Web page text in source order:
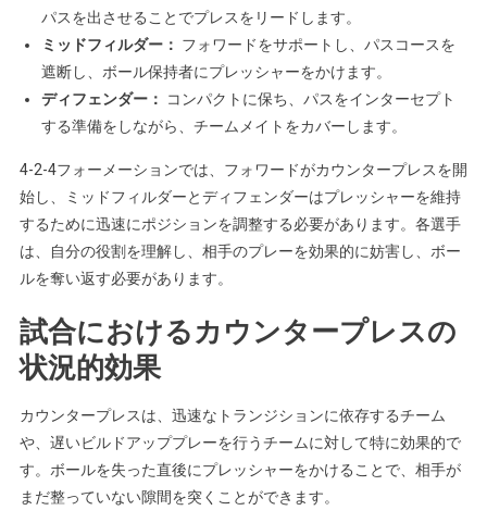
パスを出させることでプレスをリードします。
ミッドフィルダー： フォワードをサポートし、パスコースを
遮断し、ボール保持者にプレッシャーをかけます。
ディフェンダー：
コンパクトに保ち、パスをインターセプト
する準備をしながら、チームメイトをカバーします。
4-2-4フォーメーションでは、フォワードがカウンタープレスを開
始し、ミッドフィルダーとディフェンダーはプレッシャーを維持
するために迅速にポジションを調整する必要があります。各選手
は、自分の役割を理解し、相手のプレーを効果的に妨害し、ボー
ルを奪い返す必要があります。
試合におけるカウンタープレスの
状況的効果
カウンタープレスは、迅速なトランジションに依存するチーム
や、遅いビルドアッププレーを行うチームに対して特に効果的で
す。ボールを失った直後にプレッシャーをかけることで、相手が
まだ整っていない隙間を突くことができます。